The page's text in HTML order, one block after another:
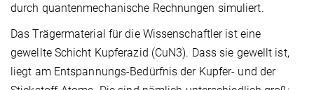
durch quantenmechanische Rechnungen simuliert.
Das Trägermaterial für die Wissenschaftler ist eine
gewellte Schicht Kupferazid (CuN3). Dass sie gewellt ist,
liegt am Entspannungs-Bedürfnis der Kupfer- und der